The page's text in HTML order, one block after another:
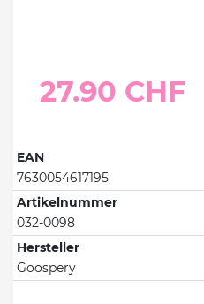
27.90 CHF
EAN
7630054617195
Artikelnummer
032-0098
Hersteller
Goospery